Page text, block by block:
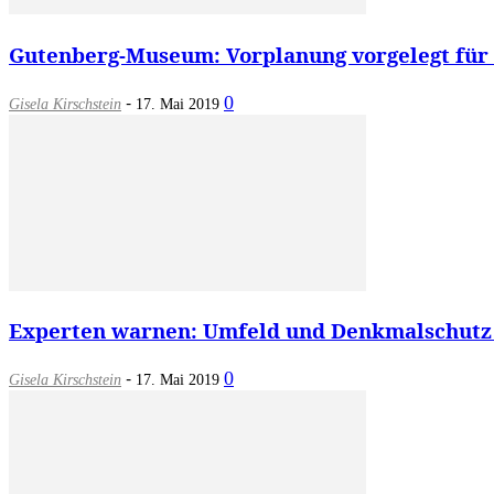
Gutenberg-Museum: Vorplanung vorgelegt
Gisela Kirschstein - 17. Mai 2019 0
Experten warnen: Umfeld und
Gisela Kirschstein - 17. Mai 2019 0